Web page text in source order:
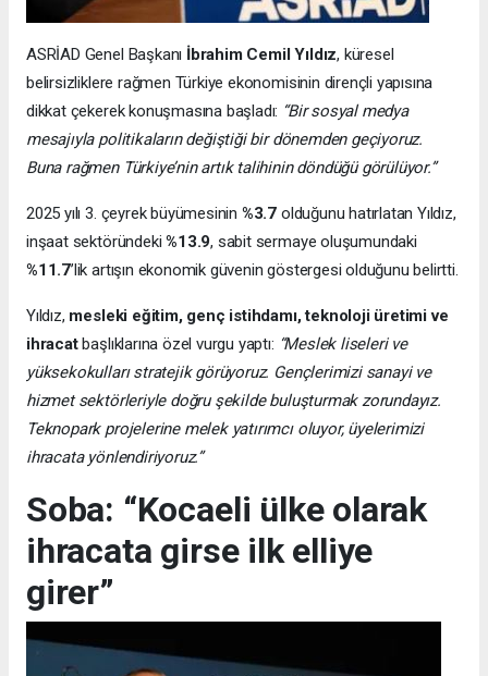
ASRİAD Genel Başkanı İbrahim Cemil Yıldız, küresel
belirsizliklere rağmen Türkiye ekonomisinin dirençli yapısına
dikkat çekerek konuşmasına başladı: “Bir sosyal medya
mesajıyla politikaların değiştiği bir dönemden geçiyoruz.
Buna rağmen Türkiye’nin artık talihinin döndüğü görülüyor.”
2025 yılı 3. çeyrek büyümesinin %3.7 olduğunu hatırlatan Yıldız,
inşaat sektöründeki%13.9, sabit sermaye oluşumundaki
%11.7’lik artışın ekonomik güvenin göstergesi olduğunu belirtti.
Yıldız, mesleki eğitim, genç istihdamı, teknoloji üretimi ve
ihracatbaşlıklarına özel vurgu yaptı: “Meslek liseleri ve
yüksekokulları stratejik görüyoruz. Gençlerimizi sanayi ve
hizmet sektörleriyle doğru şekilde buluşturmak zorundayız.
Teknopark projelerine melek yatırımcı oluyor, üyelerimizi
ihracata yönlendiriyoruz.”
Soba: “Kocaeli ülke olarak
ihracata girse ilk elliye
girer”